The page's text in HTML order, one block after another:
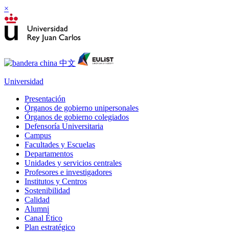
×
Universidad
Presentación
Órganos de gobierno unipersonales
Órganos de gobierno colegiados
Defensoría Universitaria
Campus
Facultades y Escuelas
Departamentos
Unidades y servicios centrales
Profesores e investigadores
Institutos y Centros
Sostenibilidad
Calidad
Alumni
Canal Ético
Plan estratégico